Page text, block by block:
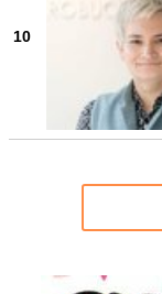
10